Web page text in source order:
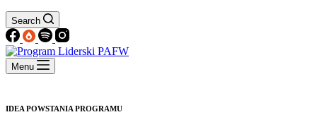
Search
Menu
IDEA POWSTANIA PROGRAMU